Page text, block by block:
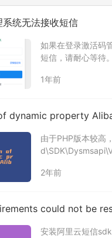
系统无法接收短信
如果在登录激活码
短信，请耐心等待
1年前
dynamic property
is deprecated
由于PHP版本较
2年前
could not be
安装阿里云短信